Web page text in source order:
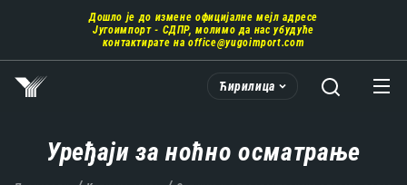
главни
део
садржаја
Дошло је до измене официјалне мејл адресе
Југоимпорт - СДПР, молимо да нас убудуће
контактирате на office@yugoimport.com
Ћирилица
Уређаји за ноћно осматрање